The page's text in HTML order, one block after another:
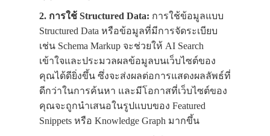
2. การใช้ Structured Data: การใช้ข้อมูลแบบ
Structured Data หรือข้อมูลที่มีการจัดระเบียบ
เช่น Schema Markup จะช่วยให้ AI Search
เข้าใจและประมวลผลข้อมูลบนเว็บไซต์ของ
คุณได้ดียิ่งขึ้น ซึ่งจะส่งผลต่อการแสดงผลลัพธ์ที่
ดีกว่าในการค้นหา และมีโอกาสที่เว็บไซต์ของ
คุณจะถูกนำเสนอในรูปแบบของ Featured
Snippets หรือ Knowledge Graph มากขึ้น